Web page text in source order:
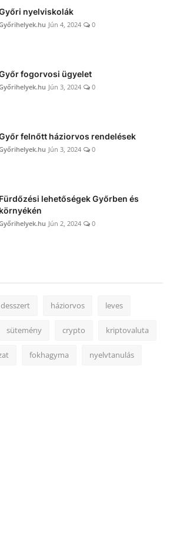
nyelviskolák
Jún 4, 2024 0
fogorvosi ügyelet
Jún 3, 2024 0
felnőtt háziorvos rendelések
Jún 3, 2024 0
Fürdőzési lehetőségek Győrben és
környékén
Jún 2, 2024 0
desszert háziorvos leves
sütemény crypto kriptovaluta
fokhagyma nyelvtanulás